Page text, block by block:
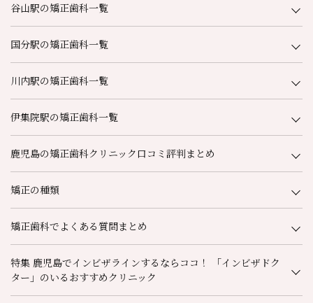
谷山駅の矯正歯科一覧
国分駅の矯正歯科一覧
川内駅の矯正歯科一覧
伊集院駅の矯正歯科一覧
鹿児島の矯正歯科クリニック口コミ評判まとめ
矯正の種類
矯正歯科でよくある質問まとめ
特集 鹿児島でインビザラインするならココ！ 「インビザドク
ター」のいるおすすめクリニック